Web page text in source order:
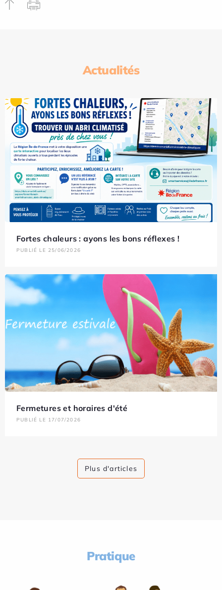
Actualités
Fortes chaleurs : ayons les bons réflexes !
PUBLIÉ LE 25/06/2026
Fermetures et horaires d'été
PUBLIÉ LE 17/07/2026
Plus d'articles
Pratique